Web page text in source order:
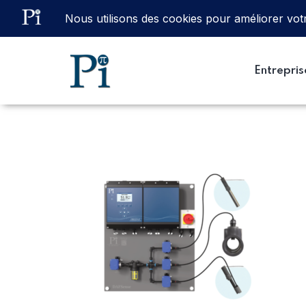
Email ventes@processinstruments.fr